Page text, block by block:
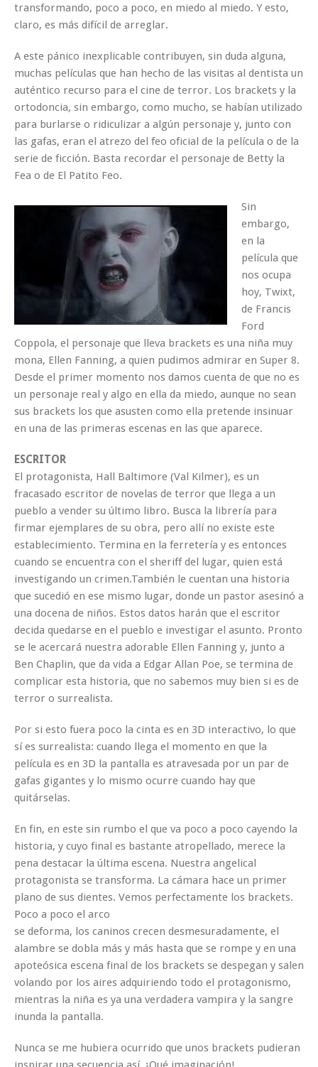
transformando, poco a poco, en miedo al miedo. Y esto,
claro, es más difícil de arreglar.
A este pánico inexplicable contribuyen, sin duda alguna,
muchas películas que han hecho de las visitas al dentista un
auténtico recurso para el cine de terror. Los brackets y la
ortodoncia, sin embargo, como mucho, se habían utilizado
para burlarse o ridiculizar a algún personaje y, junto con
las gafas, eran el atrezo del feo oficial de la película o de la
serie de ficción. Basta recordar el personaje de Betty la
Fea o de El Patito Feo.
Sin
embargo,
en la
película que
nos ocupa
hoy, Twixt,
de Francis
Ford
Coppola, el personaje que lleva brackets es una niña muy
mona, Ellen Fanning, a quien pudimos admirar en Super 8.
Desde el primer momento nos damos cuenta de que no es
un personaje real y algo en ella da miedo, aunque no sean
sus brackets los que asusten como ella pretende insinuar
en una de las primeras escenas en las que aparece.
ESCRITOR
El protagonista, Hall Baltimore (Val Kilmer), es un
fracasado escritor de novelas de terror que llega a un
pueblo a vender su último libro. Busca la librería para
firmar ejemplares de su obra, pero allí no existe este
establecimiento. Termina en la ferretería y es entonces
cuando se encuentra con el sheriff del lugar, quien está
investigando un crimen.También le cuentan una historia
que sucedió en ese mismo lugar, donde un pastor asesinó a
una docena de niños. Estos datos harán que el escritor
decida quedarse en el pueblo e investigar el asunto. Pronto
se le acercará nuestra adorable Ellen Fanning y, junto a
Ben Chaplin, que da vida a Edgar Allan Poe, se termina de
complicar esta historia, que no sabemos muy bien si es de
terror o surrealista.
Por si esto fuera poco la cinta es en 3D interactivo, lo que
sí es surrealista: cuando llega el momento en que la
película es en 3D la pantalla es atravesada por un par de
gafas gigantes y lo mismo ocurre cuando hay que
quitárselas.
En fin, en este sin rumbo el que va poco a poco cayendo la
historia, y cuyo final es bastante atropellado, merece la
pena destacar la última escena. Nuestra angelical
protagonista se transforma. La cámara hace un primer
plano de sus dientes. Vemos perfectamente los brackets.
Poco a poco el arco
se deforma, los caninos crecen desmesuradamente, el
alambre se dobla más y más hasta que se rompe y en una
apoteósica escena final de los brackets se despegan y salen
volando por los aires adquiriendo todo el protagonismo,
mientras la niña es ya una verdadera vampira y la sangre
inunda la pantalla.
Nunca se me hubiera ocurrido que unos brackets pudieran